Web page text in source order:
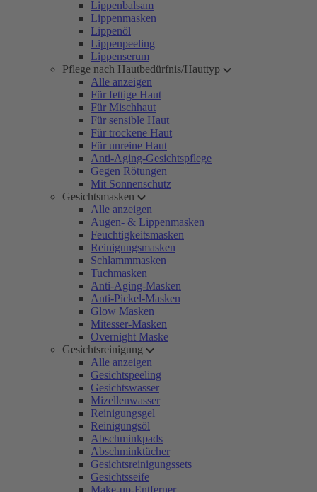
Lippenbalsam
Lippenmasken
Lippenöl
Lippenpeeling
Lippenserum
Pflege nach Hautbedürfnis/Hauttyp
Alle anzeigen
Für fettige Haut
Für Mischhaut
Für sensible Haut
Für trockene Haut
Für unreine Haut
Anti-Aging-Gesichtspflege
Gegen Rötungen
Mit Sonnenschutz
Gesichtsmasken
Alle anzeigen
Augen- & Lippenmasken
Feuchtigkeitsmasken
Reinigungsmasken
Schlammmasken
Tuchmasken
Anti-Aging-Masken
Anti-Pickel-Masken
Glow Masken
Mitesser-Masken
Overnight Maske
Gesichtsreinigung
Alle anzeigen
Gesichtspeeling
Gesichtswasser
Mizellenwasser
Reinigungsgel
Reinigungsöl
Abschminkpads
Abschminktücher
Gesichtsreinigungssets
Gesichtsseife
Make-up-Entferner